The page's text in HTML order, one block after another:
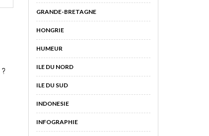
GRANDE-BRETAGNE
HONGRIE
HUMEUR
ILE DU NORD
ILE DU SUD
INDONESIE
INFOGRAPHIE